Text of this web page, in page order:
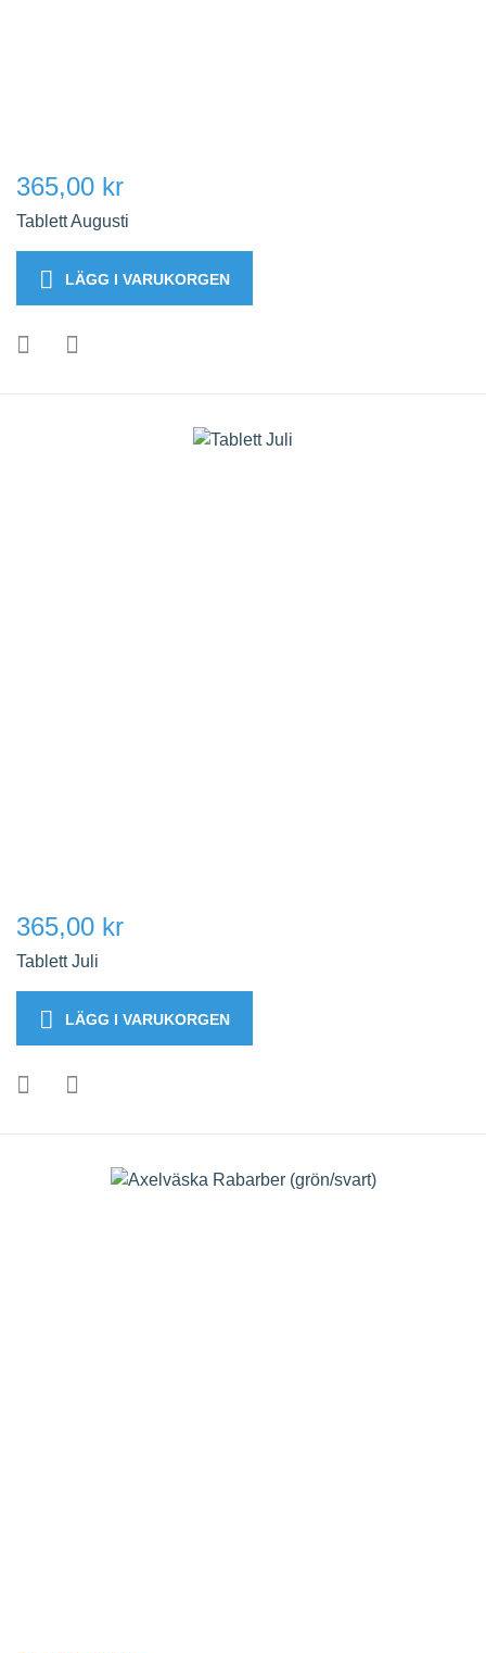
365,00 kr
Tablett Augusti
LÄGG I VARUKORGEN
365,00 kr
Tablett Juli
LÄGG I VARUKORGEN